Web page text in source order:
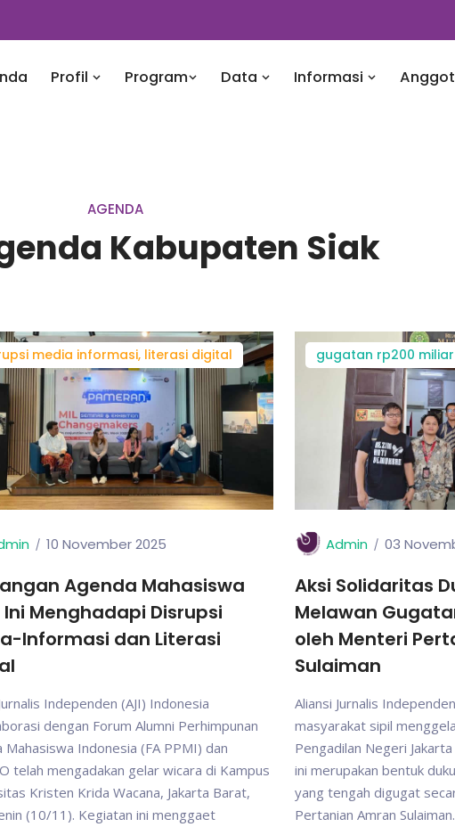
Profil Program Data Informasi
AGENDA
Kabupaten Siak
media informasi, literasi digital
10 November 2025
Agenda Mahasiswa
Menghadapi Disrupsi
Informasi dan Literasi
Independen (AJI) Indonesia
dengan Forum Alumni Perhimpunan
Mahasiswa Indonesia (FA PPMI) dan
telah mengadakan gelar wicara di Kampus
Kristen Krida Wacana, Jakarta Barat,
(10/11). Kegiatan ini menggaet
gugatan rp200 miliar
Admin 03
Aksi Solidaritas
Melawan
oleh Menteri
Sulaiman
Aliansi Jurnalis
masyarakat sipil
Pengadilan Negeri
ini merupakan bentuk
yang tengah digugat
Pertanian Amran Sulaiman.